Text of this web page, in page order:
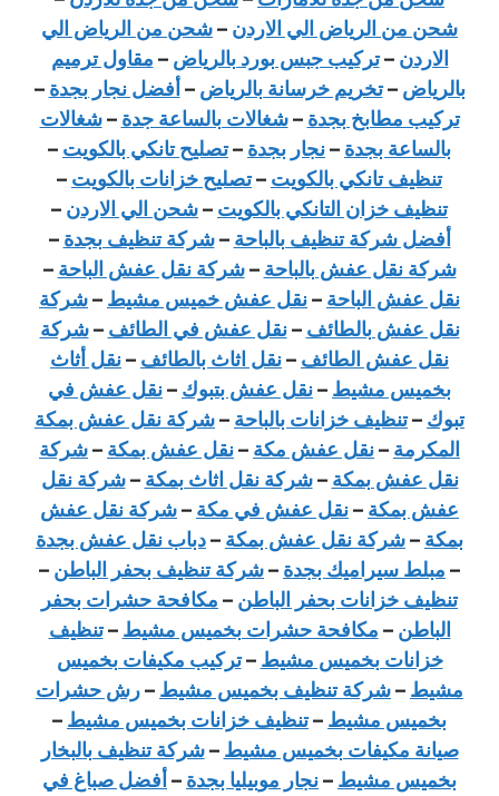
شحن من الرياض الي الاردن–شحن من الرياض الي
الاردن–تركيب جبس بورد بالرياض– مقاول ترميم
بالرياض–تخريم خرسانة بالرياض– أفضل نجار بجدة–
تركيب مطابخ بجدة–شغالات بالساعة جدة–شغالات
بالساعة بجدة–نجار بجدة–تصليح تانكي بالكويت–
تنظيف تانكي بالكويت–تصليح خزانات بالكويت–
تنظيف خزان التانكي بالكويت–شحن الي الاردن–
أفضل شركة تنظيف بالباحة–شركة تنظيف بجدة–
شركة نقل عفش بالباحة–شركة نقل عفش الباحة–
نقل عفش الباحة–نقل عفش خميس مشيط–شركة
نقل عفش بالطائف–نقل عفش في الطائف–شركة
نقل عفش الطائف–نقل اثاث بالطائف–نقل أثاث
بخميس مشيط–نقل عفش بتبوك–نقل عفش في
تبوك–تنظيف خزانات بالباحة–شركة نقل عفش بمكة
المكرمة–نقل عفش مكة–نقل عفش بمكة–شركة
نقل عفش بمكة–شركة نقل اثاث بمكة–شركة نقل
عفش بمكة–نقل عفش في مكة–شركة نقل عفش
بمكة–شركة نقل عفش بمكة–دباب نقل عفش بجدة
– مبلط سيراميك بجدة–شركة تنظيف بحفر الباطن–
تنظيف خزانات بحفر الباطن– مكافحة حشرات بحفر
الباطن– مكافحة حشرات بخميس مشيط–تنظيف
خزانات بخميس مشيط–تركيب مكيفات بخميس
مشيط–شركة تنظيف بخميس مشيط–رش حشرات
بخميس مشيط–تنظيف خزانات بخميس مشيط–
صيانة مكيفات بخميس مشيط–شركة تنظيف بالبخار
بخميس مشيط–نجار موبيليا بجدة– أفضل صباغ في